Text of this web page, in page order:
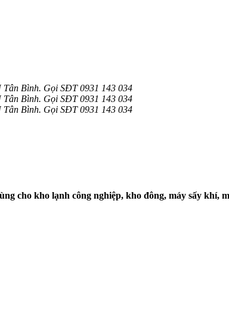
Bình. Gọi SĐT 0931 143 034
Bình. Gọi SĐT 0931 143 034
Bình. Gọi SĐT 0931 143 034
cho kho lạnh công nghiệp, kho đông, máy sấy